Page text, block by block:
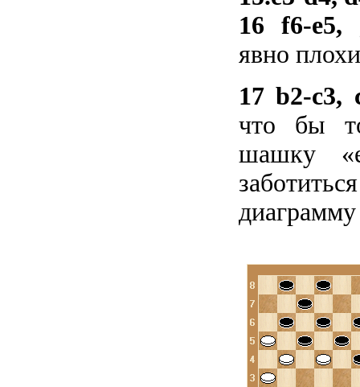
16 f6-e5,
явно
17 b2-c3,
что бы
шашку